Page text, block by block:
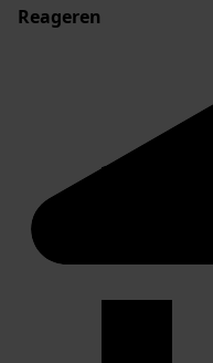
Reageren